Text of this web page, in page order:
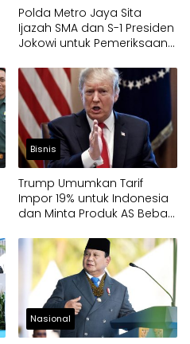
Polda Metro Jaya Sita
Ijazah SMA dan S-1 Presiden
Jokowi untuk Pemeriksaan
Bisnis
Trump Umumkan Tarif
Impor 19% untuk Indonesia
dan Minta Produk AS Bebas
Nasional